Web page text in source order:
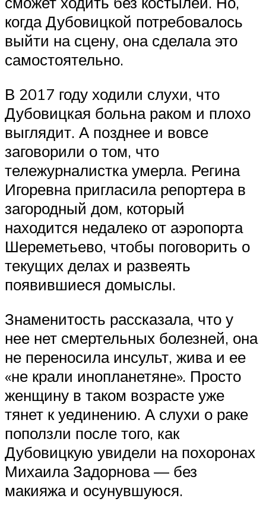
когда Дубовицкой потребовалось
выйти на сцену, она сделала это
самостоятельно.
В 2017 году ходили слухи, что
Дубовицкая больна раком и плохо
выглядит. А позднее и вовсе
заговорили о том, что
тележурналистка умерла. Регина
Игоревна пригласила репортера в
загородный дом, который
находится недалеко от аэропорта
Шереметьево, чтобы поговорить о
текущих делах и развеять
появившиеся домыслы.
Знаменитость рассказала, что у
нее нет смертельных болезней, она
не переносила инсульт, жива и ее
«не крали инопланетяне». Просто
женщину в таком возрасте уже
тянет к уединению. А слухи о раке
поползли после того, как
Дубовицкую увидели на похоронах
Михаила Задорнова — без
макияжа и осунувшуюся.